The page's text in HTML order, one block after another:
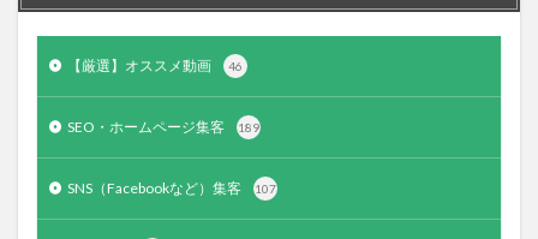
【厳選】オススメ動画 46
SEO・ホームページ集客 189
SNS（Facebookなど）集客 107